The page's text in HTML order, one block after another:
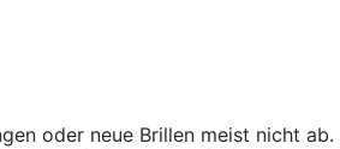
oder neue Brillen meist nicht ab.